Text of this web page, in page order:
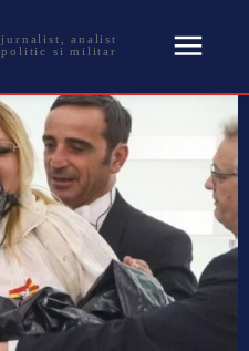
jurnalist, analist
politic si militar